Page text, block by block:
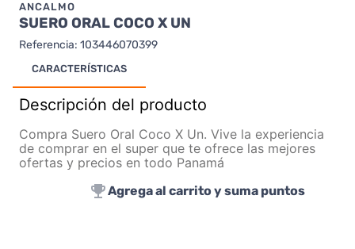
ANCALMO
SUERO ORAL COCO X UN
Referencia: 103446070399
CARACTERÍSTICAS
Descripción del producto
Compra Suero Oral Coco X Un. Vive la experiencia
de comprar en el super que te ofrece las mejores
ofertas y precios en todo Panamá
Agrega al carrito y suma puntos